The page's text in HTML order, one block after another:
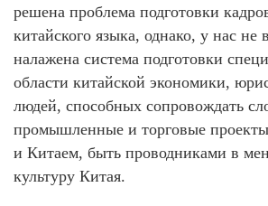
решена проблема подготовки
китайского языка, однако, у нас не
налажена система подготовки
области китайской экономики,
людей, способных сопровождать
промышленные и торговые
и Китаем, быть проводниками в
культуру Китая.